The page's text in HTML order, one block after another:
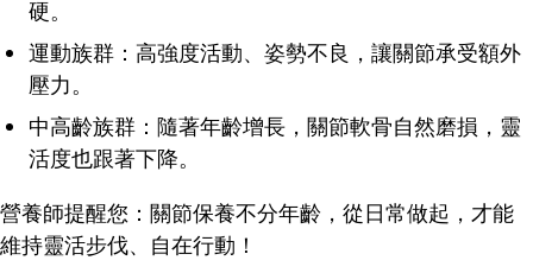
硬。
運動族群：高強度活動、姿勢不良，讓關節承受額外
壓力。
中高齡族群：隨著年齡增長，關節軟骨自然磨損，靈
活度也跟著下降。
營養師提醒您：關節保養不分年齡，從日常做起，才能
維持靈活步伐、自在行動！